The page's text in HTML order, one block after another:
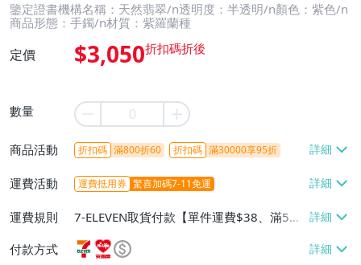
鑒定證書機構名稱：天然翡翠/n透明度：半透明/n顏色：紫色/n
商品形態：手鐲/n材質：紫羅蘭種
定價 $3,050
數量
商品活動 折扣碼 滿800折60 折扣碼 滿30000享95折
運費活動 運費抵用券 驚喜加碼7-11免運
運費規則
7-ELEVEN取貨付款【單件運費$38、滿5件
或消費滿$1298免運費】、7-ELEVEN取貨
不付款【免運費】、萊爾富取貨付款【單件
付款方式